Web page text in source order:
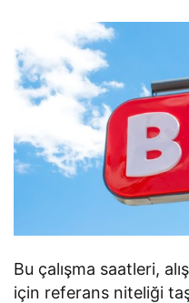
Bu çalışma saatleri,
için referans niteliği